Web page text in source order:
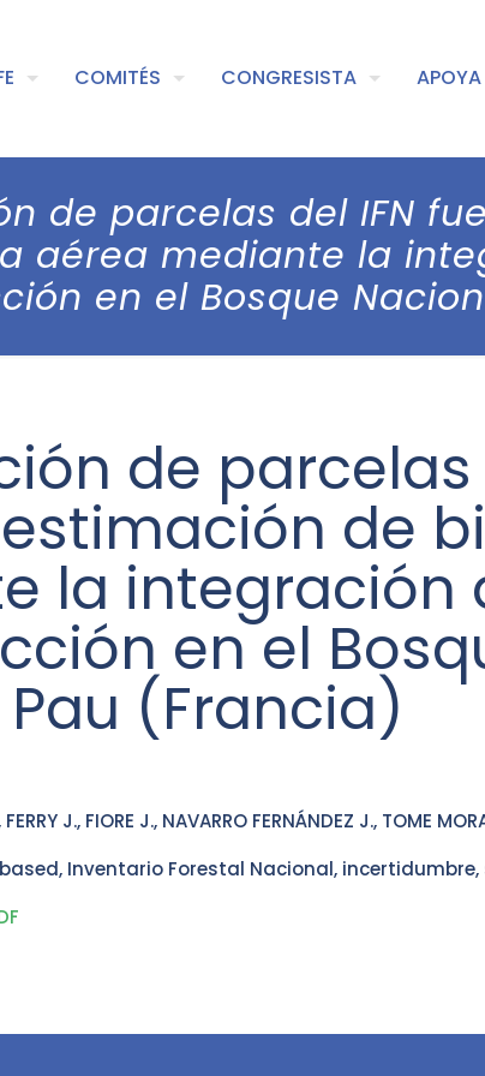
COMITÉS CONGRESISTA
de parcelas del IFN
aérea mediante la
en el Bosque
de parcelas
de
la integración
en el
(Francia)
J., FIORE J., NAVARRO FERNÁNDEZ J., TOME
Inventario Forestal Nacional, incertidumbre,